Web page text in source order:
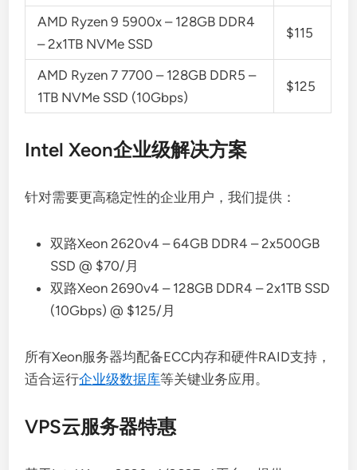
AMD Ryzen 9 5900x – 128GB DDR4
– 2x1TB NVMe SSD
$115
AMD Ryzen 7 7700 – 128GB DDR5 –
1TB NVMe SSD (10Gbps)
$125
Intel Xeon企业级解决方案
针对需要更高稳定性的企业用户，我们提供：
双路Xeon 2620v4 – 64GB DDR4 – 2x500GB
SSD @ $70/月
双路Xeon 2690v4 – 128GB DDR4 – 2x1TB SSD
(10Gbps) @ $125/月
所有Xeon服务器均配备ECC内存和硬件RAID支持，
适合运行企业级数据库等关键业务应用。
VPS云服务器特惠